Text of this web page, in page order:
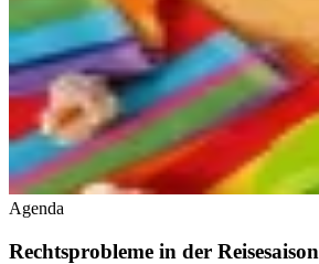
Agenda
Rechtsprobleme in der Reisesaison